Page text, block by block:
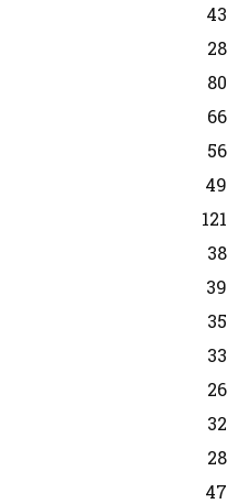
43
28
80
66
56
49
121
38
39
35
33
26
32
28
47